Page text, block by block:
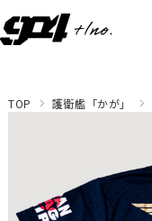
TOP 護衛艦「かが」